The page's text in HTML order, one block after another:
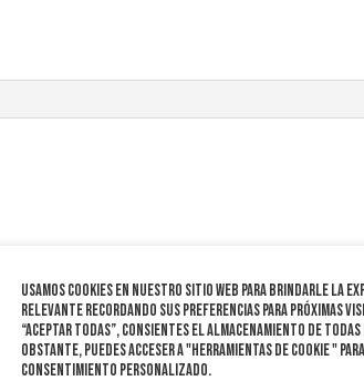
Usamos cookies en nuestro sitio web para brindarle la
relevante recordando sus preferencias para próximas
“Aceptar todas”, consientes el almacenamiento de todas
obstante, puedes acceser a "Herramientas de cookie "
consentimiento personalizado.